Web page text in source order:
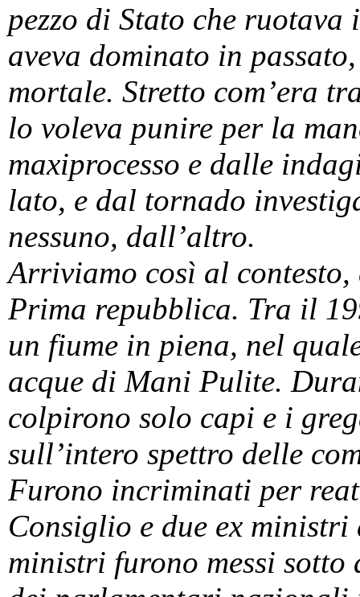
pezzo di Stato che
aveva dominato in
mortale. Stretto com’era
lo voleva punire per la
maxiprocesso e dalle
lato, e dal tornado
nessuno, dall’altro.
Arriviamo così al
Prima repubblica. Tra il
un fiume in piena, nel
acque di Mani Pulite.
colpirono solo capi e i
sull’intero spettro delle
Furono incriminati per
Consiglio e due ex
ministri furono messi sotto